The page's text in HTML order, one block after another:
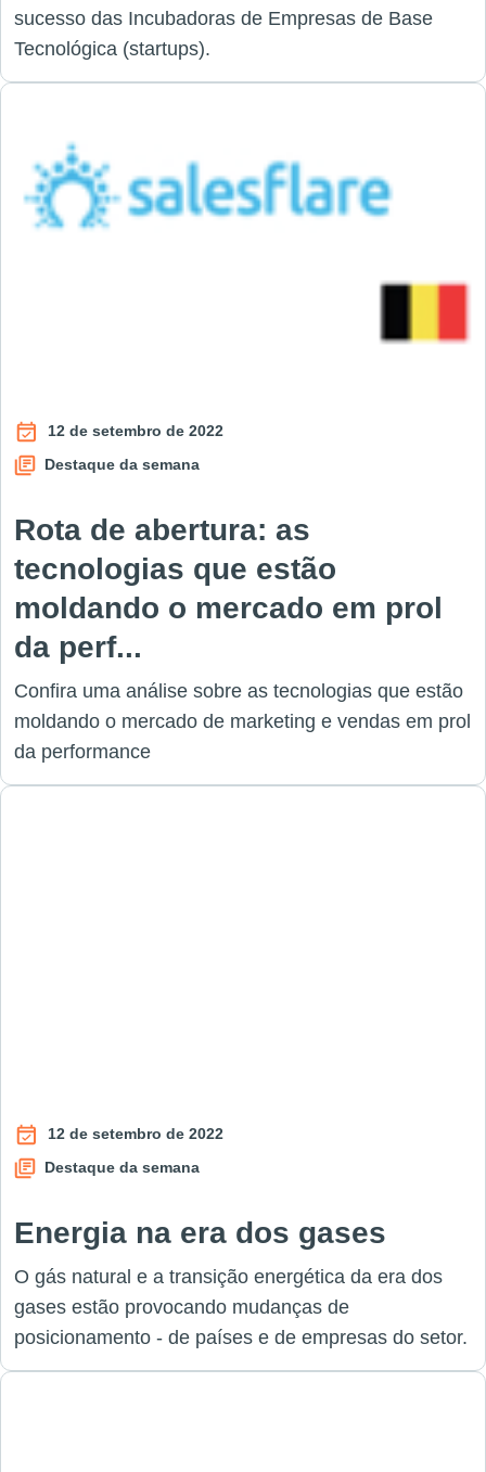
sucesso das Incubadoras de Empresas de Base
Tecnológica (startups).
12 de setembro de 2022
Destaque da semana
Rota de abertura: as
tecnologias que estão
moldando o mercado em prol
da perf...
Confira uma análise sobre as tecnologias que estão
moldando o mercado de marketing e vendas em prol
da performance
12 de setembro de 2022
Destaque da semana
Energia na era dos gases
O gás natural e a transição energética da era dos
gases estão provocando mudanças de
posicionamento - de países e de empresas do setor.